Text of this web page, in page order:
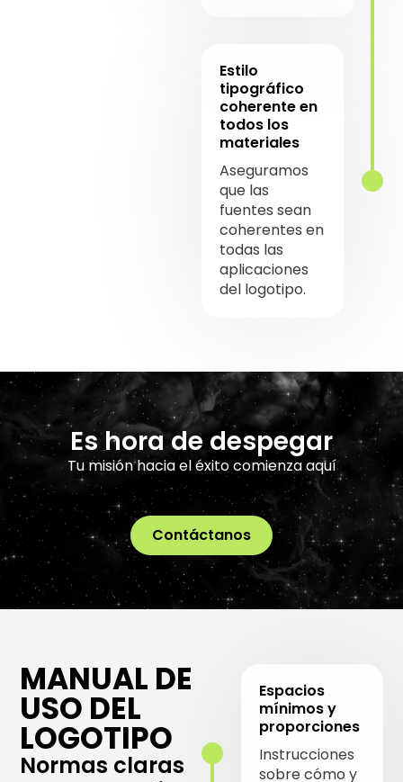
Estilo
tipográfico
coherente en
todos los
materiales
Aseguramos
que las
fuentes sean
coherentes en
todas las
aplicaciones
del logotipo.
Es hora de despegar
Tu misión hacia el éxito comienza aquí
Contáctanos
MANUAL DE
USO DEL
LOGOTIPO
Normas claras
Espacios
mínimos y
proporciones
Instrucciones
sobre cómo y